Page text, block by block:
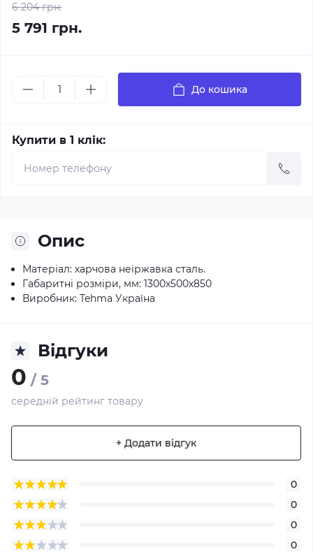
6 204 грн.
5 791 грн.
До кошика
Купити в 1 клік:
Опис
Матеріал: харчова неіржавка сталь.
Габаритні розміри, мм: 1300х500х850
Виробник: Tehma Україна
Відгуки
0 / 5
середній рейтинг товару
+ Додати відгук
0
0
0
0